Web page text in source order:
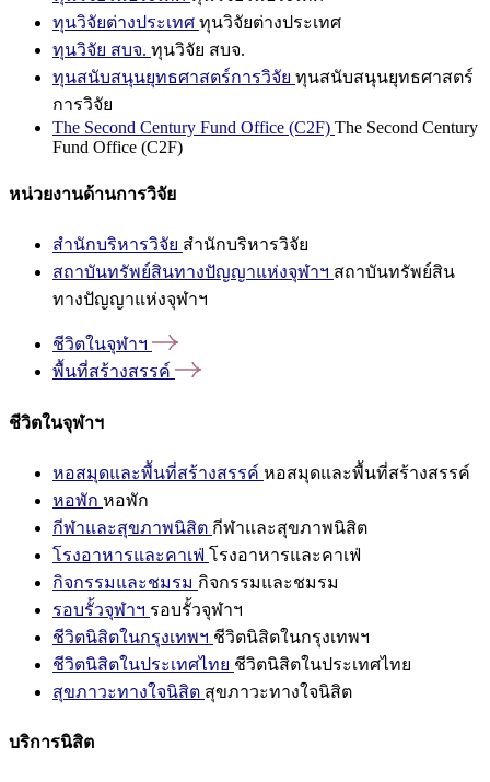
ทุนวิจัยต่างประเทศ ทุนวิจัยต่างประเทศ
ทุนวิจัย สบจ. ทุนวิจัย สบจ.
ทุนสนับสนุนยุทธศาสตร์การวิจัย ทุนสนับสนุนยุทธศาสตร์
การวิจัย
The Second Century Fund Office (C2F) The Second Century
Fund Office (C2F)
หน่วยงานด้านการวิจัย
สำนักบริหารวิจัย สำนักบริหารวิจัย
สถาบันทรัพย์สินทางปัญญาแห่งจุฬาฯ สถาบันทรัพย์สิน
ทางปัญญาแห่งจุฬาฯ
ชีวิตในจุฬาฯ
พื้นที่สร้างสรรค์
ชีวิตในจุฬาฯ
หอสมุดและพื้นที่สร้างสรรค์ หอสมุดและพื้นที่สร้างสรรค์
หอพัก หอพัก
กีฬาและสุขภาพนิสิต กีฬาและสุขภาพนิสิต
โรงอาหารและคาเฟ่ โรงอาหารและคาเฟ่
กิจกรรมและชมรม กิจกรรมและชมรม
รอบรั้วจุฬาฯ รอบรั้วจุฬาฯ
ชีวิตนิสิตในกรุงเทพฯ ชีวิตนิสิตในกรุงเทพฯ
ชีวิตนิสิตในประเทศไทย ชีวิตนิสิตในประเทศไทย
สุขภาวะทางใจนิสิต สุขภาวะทางใจนิสิต
บริการนิสิต